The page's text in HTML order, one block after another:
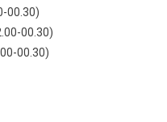
00.30)
00.30)
00.30)